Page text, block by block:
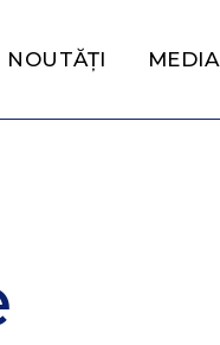
NOUTĂȚI MEDIA